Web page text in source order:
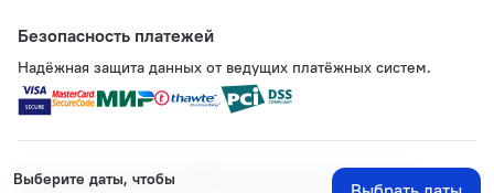
Выберите даты, чтобы
Безопасность платежей
Надёжная защита данных от ведущих платёжных систем.
Политика хранения и обработки персональных данных